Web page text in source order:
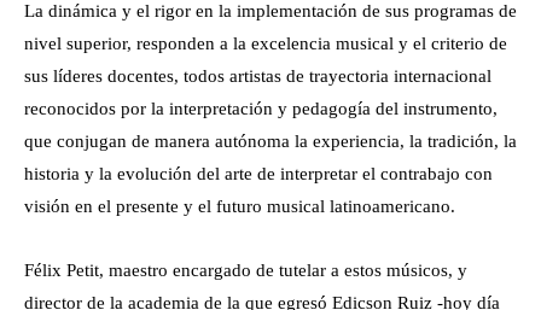
La dinámica y el rigor en la implementación de sus programas de
nivel superior, responden a la excelencia musical y el criterio de
sus líderes docentes, todos artistas de trayectoria internacional
reconocidos por la interpretación y pedagogía del instrumento,
que conjugan de manera autónoma la experiencia, la tradición, la
historia y la evolución del arte de interpretar el contrabajo con
visión en el presente y el futuro musical latinoamericano.
Félix Petit, maestro encargado de tutelar a estos músicos, y
director de la academia de la que egresó Edicson Ruiz -hoy día